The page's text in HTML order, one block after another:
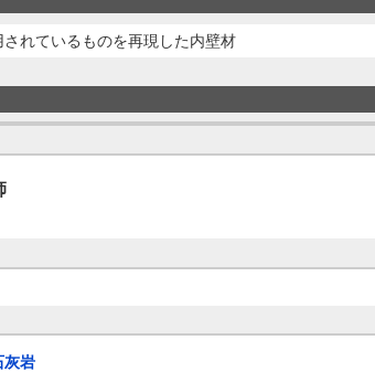
れているものを再現した内壁材
灰岩